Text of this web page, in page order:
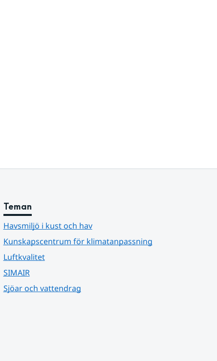
Teman
Havsmiljö i kust och hav
Kunskapscentrum för klimatanpassning
Luftkvalitet
SIMAIR
Sjöar och vattendrag